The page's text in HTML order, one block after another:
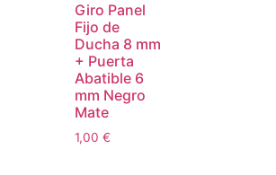
Giro Panel
Fijo de
Ducha 8 mm
+ Puerta
Abatible 6
mm Negro
Mate
1,00 €